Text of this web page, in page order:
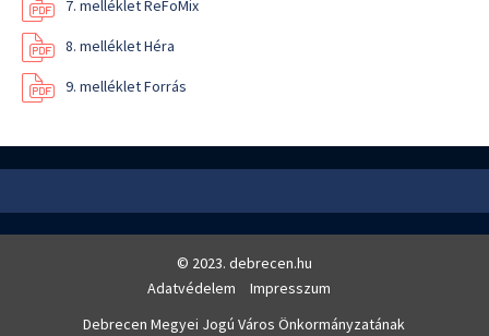
7. melléklet ReFoMix
8. melléklet Héra
9. melléklet Forrás
© 2023. debrecen.hu
Adatvédelem
Impresszum
Debrecen Megyei Jogú Város Önkormányzatának